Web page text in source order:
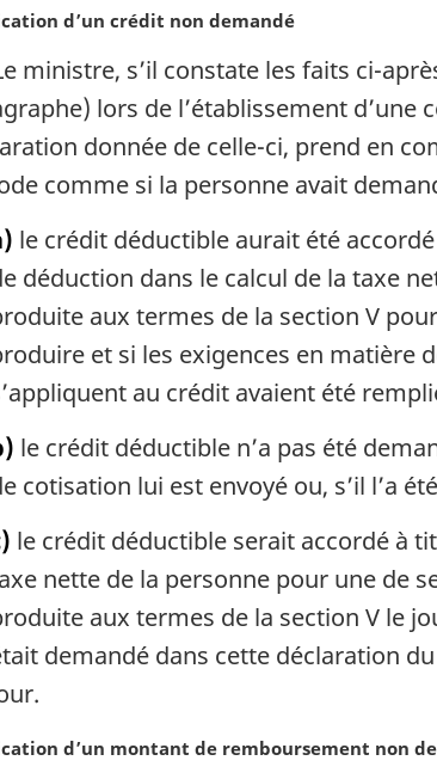
d’un crédit non demandé
ministre, s’il constate les faits ci-
lors de l’établissement
donnée de celle-ci, prend en
comme si la personne avait
le crédit déductible aurait été
déduction dans le calcul de la taxe
aux termes de la section V
et si les exigences en matière
au crédit avaient été
le crédit déductible n’a pas été
cotisation lui est envoyé ou, s’il l’a
le crédit déductible serait accordé à
nette de la personne pour une de
aux termes de la section V le
demandé dans cette déclaration
d’un montant de remboursement non